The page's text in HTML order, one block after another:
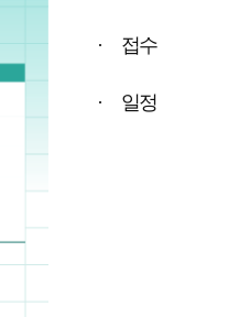
· 접수
· 일정